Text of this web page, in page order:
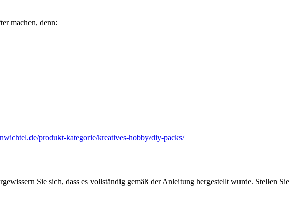
machen, denn:
produkt-kategorie/kreatives-hobby/diy-packs/
Sie sich, dass es vollständig gemäß der Anleitung hergestellt wurde. Stellen Sie